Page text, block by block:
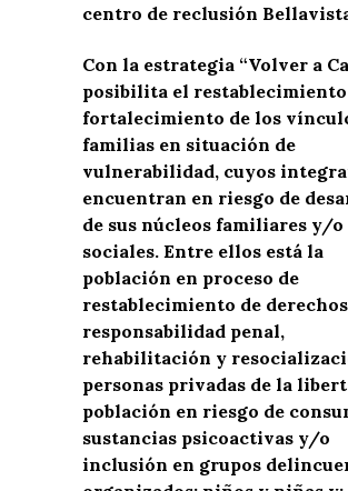
centro de reclusión
Con la estrategia “Volver a
posibilita el
fortalecimiento de los
familias en situación de
vulnerabilidad, cuyos
encuentran en riesgo de
de sus núcleos familiares y/o
sociales. Entre ellos está la
población en proceso de
restablecimiento de
responsabilidad penal,
rehabilitación y
personas privadas de la
población en riesgo de
sustancias psicoactivas y/o
inclusión en grupos